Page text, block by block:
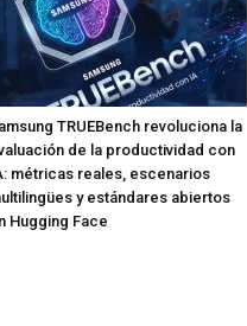
TRUEBench revoluciona la
de la productividad con
métricas reales, escenarios
y estándares abiertos
Hugging Face